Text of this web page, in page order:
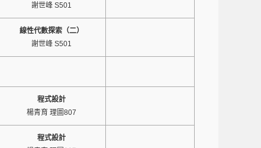
謝世峰 S501
線性代數探索（二）
謝世峰 S501
程式設計
楊青育 理圖807
程式設計